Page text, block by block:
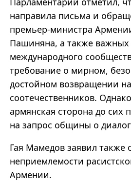
направила письма и
премьер-министра
Пашиняна, а также важных
международного
требование о мирном,
достойном возвращении
соотечественников.
армянская сторона до сих
на запрос общины о
Гая Мамедов заявил также
неприемлемости
Армении.